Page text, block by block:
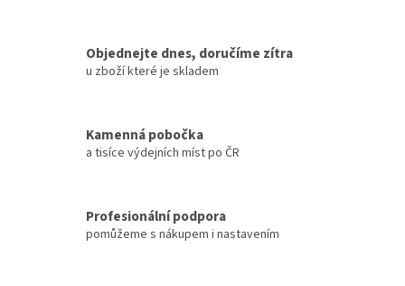
Objednejte dnes, doručíme zítra
u zboží které je skladem
Kamenná pobočka
a tisíce výdejních míst po ČR
Profesionální podpora
pomůžeme s nákupem i nastavením